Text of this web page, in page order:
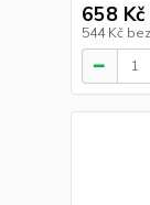
658 Kč
544 Kč